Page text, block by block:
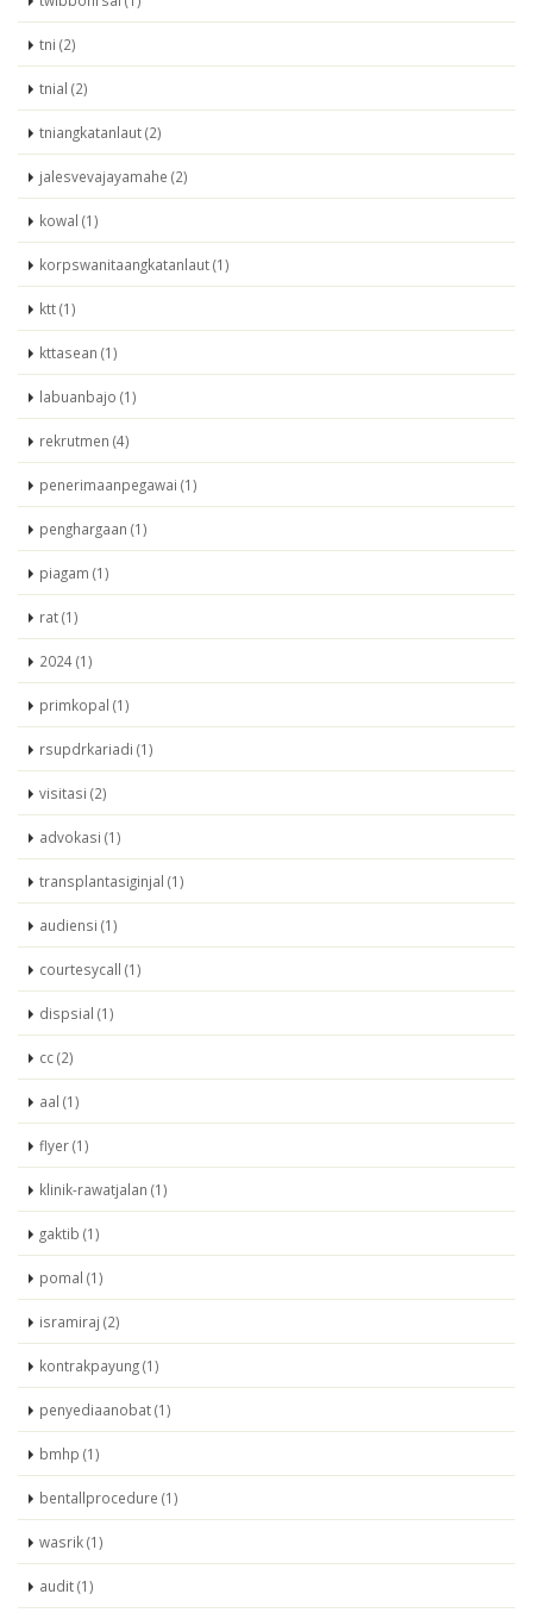
tni (2)
tnial (2)
tniangkatanlaut (2)
jalesvevajayamahe (2)
kowal (1)
korpswanitaangkatanlaut (1)
ktt (1)
kttasean (1)
labuanbajo (1)
rekrutmen (4)
penerimaanpegawai (1)
penghargaan (1)
piagam (1)
rat (1)
2024 (1)
primkopal (1)
rsupdrkariadi (1)
visitasi (2)
advokasi (1)
transplantasiginjal (1)
audiensi (1)
courtesycall (1)
dispsial (1)
cc (2)
aal (1)
flyer (1)
klinik-rawatjalan (1)
gaktib (1)
pomal (1)
isramiraj (2)
kontrakpayung (1)
penyediaanobat (1)
bmhp (1)
bentallprocedure (1)
wasrik (1)
audit (1)